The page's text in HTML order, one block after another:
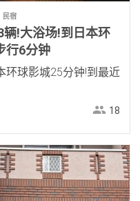
民宿
!大浴场!到日本环
行6分钟
环球影城25分钟!到最近
18